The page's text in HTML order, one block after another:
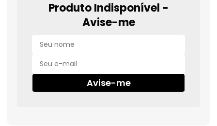
Produto Indisponível -
Avise-me
Avise-me